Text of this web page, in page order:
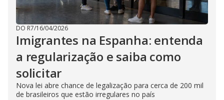
DO R7/16/04/2026
Imigrantes na Espanha: entenda
a regularização e saiba como
solicitar
Nova lei abre chance de legalização para cerca de 200 mil
de brasileiros que estão irregulares no país